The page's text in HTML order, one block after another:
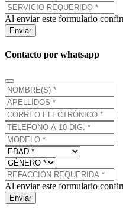
Al enviar este formulario
Enviar
Contacto por whatsapp
Al enviar este formulario
Enviar